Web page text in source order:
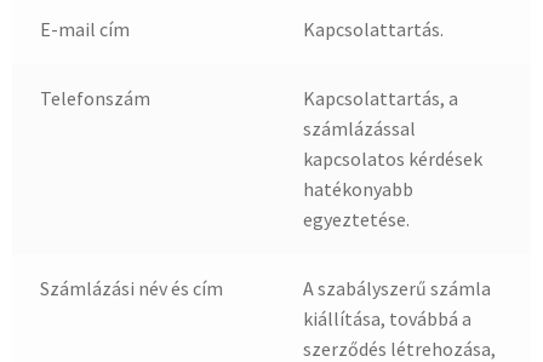
E-mail cím Kapcsolattartás.
Telefonszám
Kapcsolattartás, a
számlázással
kapcsolatos kérdések
hatékonyabb
egyeztetése.
Számlázási név és cím
A szabályszerű számla
kiállítása, továbbá a
szerződés létrehozása,